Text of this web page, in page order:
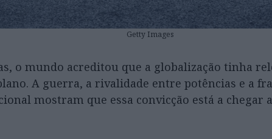
Getty Images
o mundo acreditou que a globalização tinha
A guerra, a rivalidade entre potências e a
mostram que essa convicção está a chegar